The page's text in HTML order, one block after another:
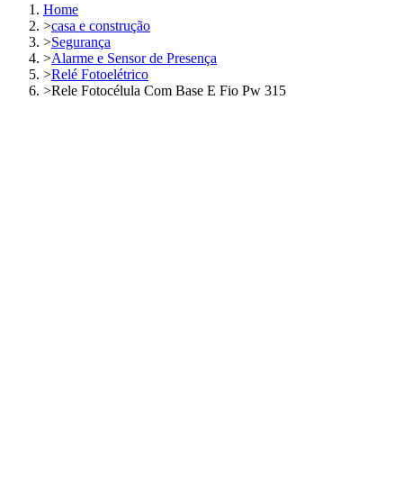
Home
>casa e construção
>Segurança
>Alarme e Sensor de Presença
>Relé Fotoelétrico
>Rele Fotocélula Com Base E Fio Pw 315